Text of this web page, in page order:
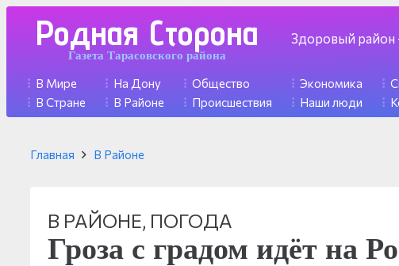
Родная Сторона
Газета Тарасовского района
Здоровый район
В Мире
В Стране
На Дону
В Районе
Общество
Происшествия
Экономика
Наши люди
Главная В Районе
В РАЙОНЕ, ПОГОДА
Гроза с градом идёт на